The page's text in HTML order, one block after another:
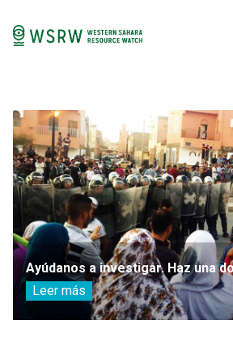
Ayúdanos a investigar. Haz una
Leer más